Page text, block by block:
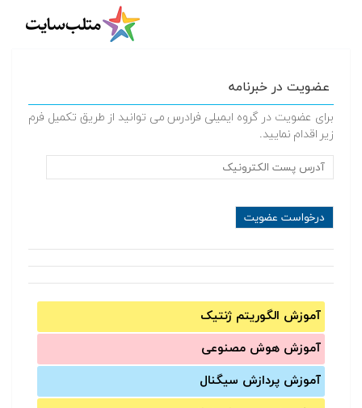
عضویت در خبرنامه
برای عضویت در گروه ایمیلی فرادرس می توانید از طریق تکمیل فرم
زیر اقدام نمایید.
آموزش الگوریتم ژنتیک
آموزش‌ هوش مصنوعی
آموزش‌ پردازش سیگنال